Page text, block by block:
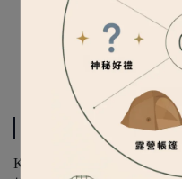
規格說明
KASK Hearing Protection